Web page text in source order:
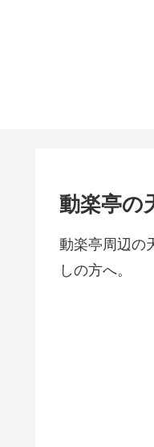
動楽亭の
動楽亭周辺の
しの方へ。